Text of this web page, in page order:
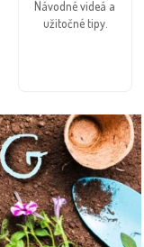
Návodné videá a
užitočné tipy.